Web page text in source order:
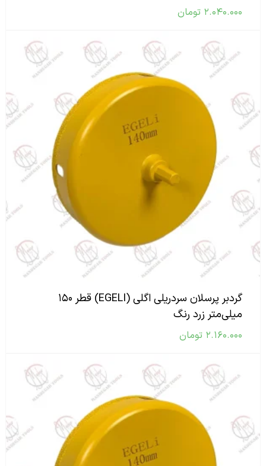
۲.۰۴۰.۰۰۰ تومان
گردبر پرسلان سردریلی اگلی (EGELI) قطر ۱۵۰
میلی‌متر زرد رنگ
۲.۱۶۰.۰۰۰ تومان